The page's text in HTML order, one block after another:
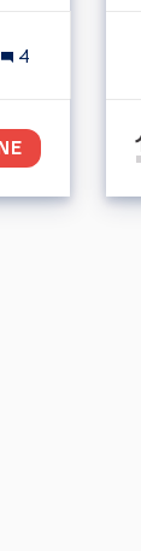
: PROTÉGER
4